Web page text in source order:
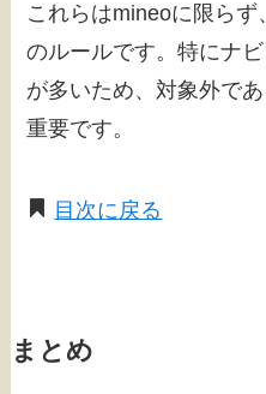
これらはmineoに限ら
のルールです。特にナ
が多いため、対象外で
重要です。
目次に戻る
まとめ